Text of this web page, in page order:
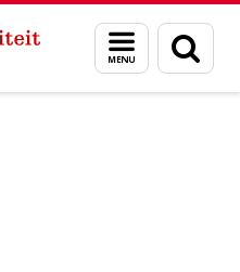
Menu
en
zoeken
Waar vindt u ons J. Easton